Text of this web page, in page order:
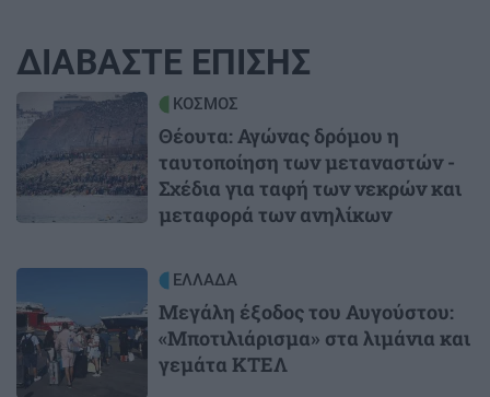
ΔΙΑΒΑΣΤΕ ΕΠΙΣΗΣ
Image ΚΟΣΜΟΣ
Θέουτα: Αγώνας δρόμου η
ταυτοποίηση των μεταναστών -
Σχέδια για ταφή των νεκρών και
μεταφορά των ανηλίκων
ΕΛΛΑΔΑ
Μεγάλη έξοδος του Αυγούστου:
«Μποτιλιάρισμα» στα λιμάνια και
γεμάτα ΚΤΕΛ